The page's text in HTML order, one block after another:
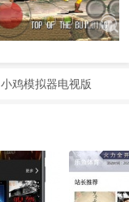
小鸡模拟器电视版